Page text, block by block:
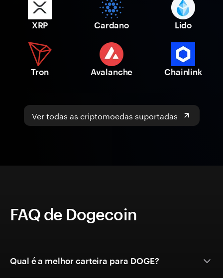
XRP Cardano Lido
Tron Avalanche Chainlink
Ver todas as criptomoedas suportadas
FAQ de Dogecoin
Qual é a melhor carteira para DOGE?